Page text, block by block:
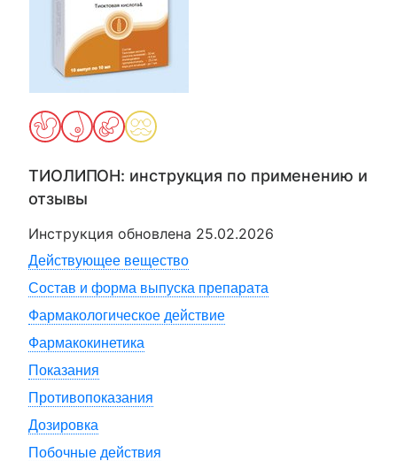
ТИОЛИПОН: инструкция по применению и
отзывы
Инструкция обновлена 25.02.2026
Действующее вещество
Состав и форма выпуска препарата
Фармакологическое действие
Фармакокинетика
Показания
Противопоказания
Дозировка
Побочные действия